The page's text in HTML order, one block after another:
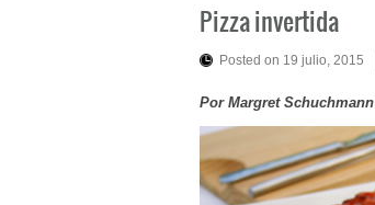
Pizza invertida
Posted on 19 julio, 2015
Por Margret Schuchmann